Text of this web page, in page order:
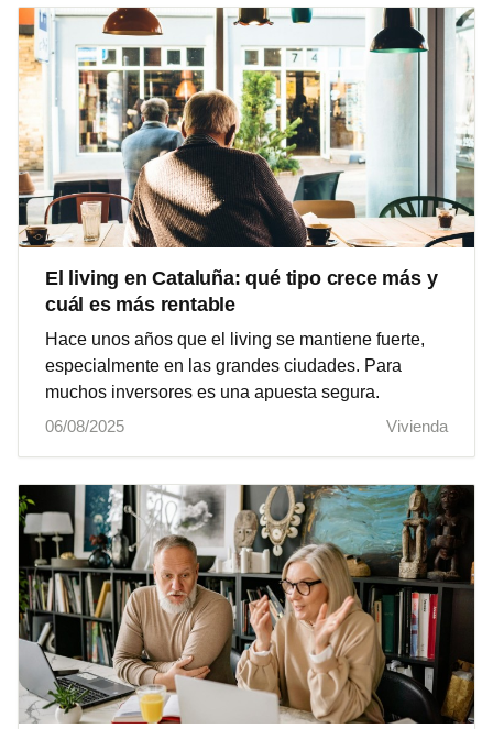
El living en Cataluña: qué tipo crece más y
cuál es más rentable
Hace unos años que el living se mantiene fuerte,
especialmente en las grandes ciudades. Para
muchos inversores es una apuesta segura.
06/08/2025
Vivienda